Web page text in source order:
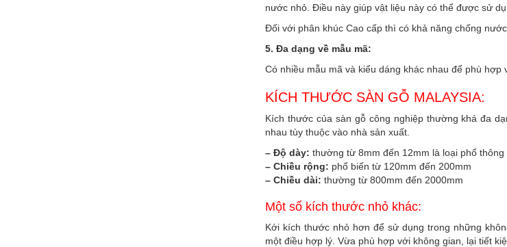
nước nhỏ. Điều này giúp vật liệu này có thể được sử
Đối với phân khúc Cao cấp thì có khả năng chống
5. Đa dạng về mẫu mã:
Có nhiều mẫu mã và kiểu dáng khác nhau để phù hợp
KÍCH THƯỚC SÀN GỖ MALAYSIA:
Kích thước của sàn gỗ công nghiệp thường khá đa
nhau tùy thuộc vào nhà sản xuất.
– Độ dày: thường từ 8mm đến 12mm là loại phổ thông
– Chiều rộng: phổ biến từ 120mm đến 200mm
– Chiều dài: thường từ 800mm đến 2000mm
Một số kích thước nhỏ khác:
Kới kích thước nhỏ hơn để sử dụng trong những
một điều hợp lý. Vừa phù hợp với không gian, lại tiết